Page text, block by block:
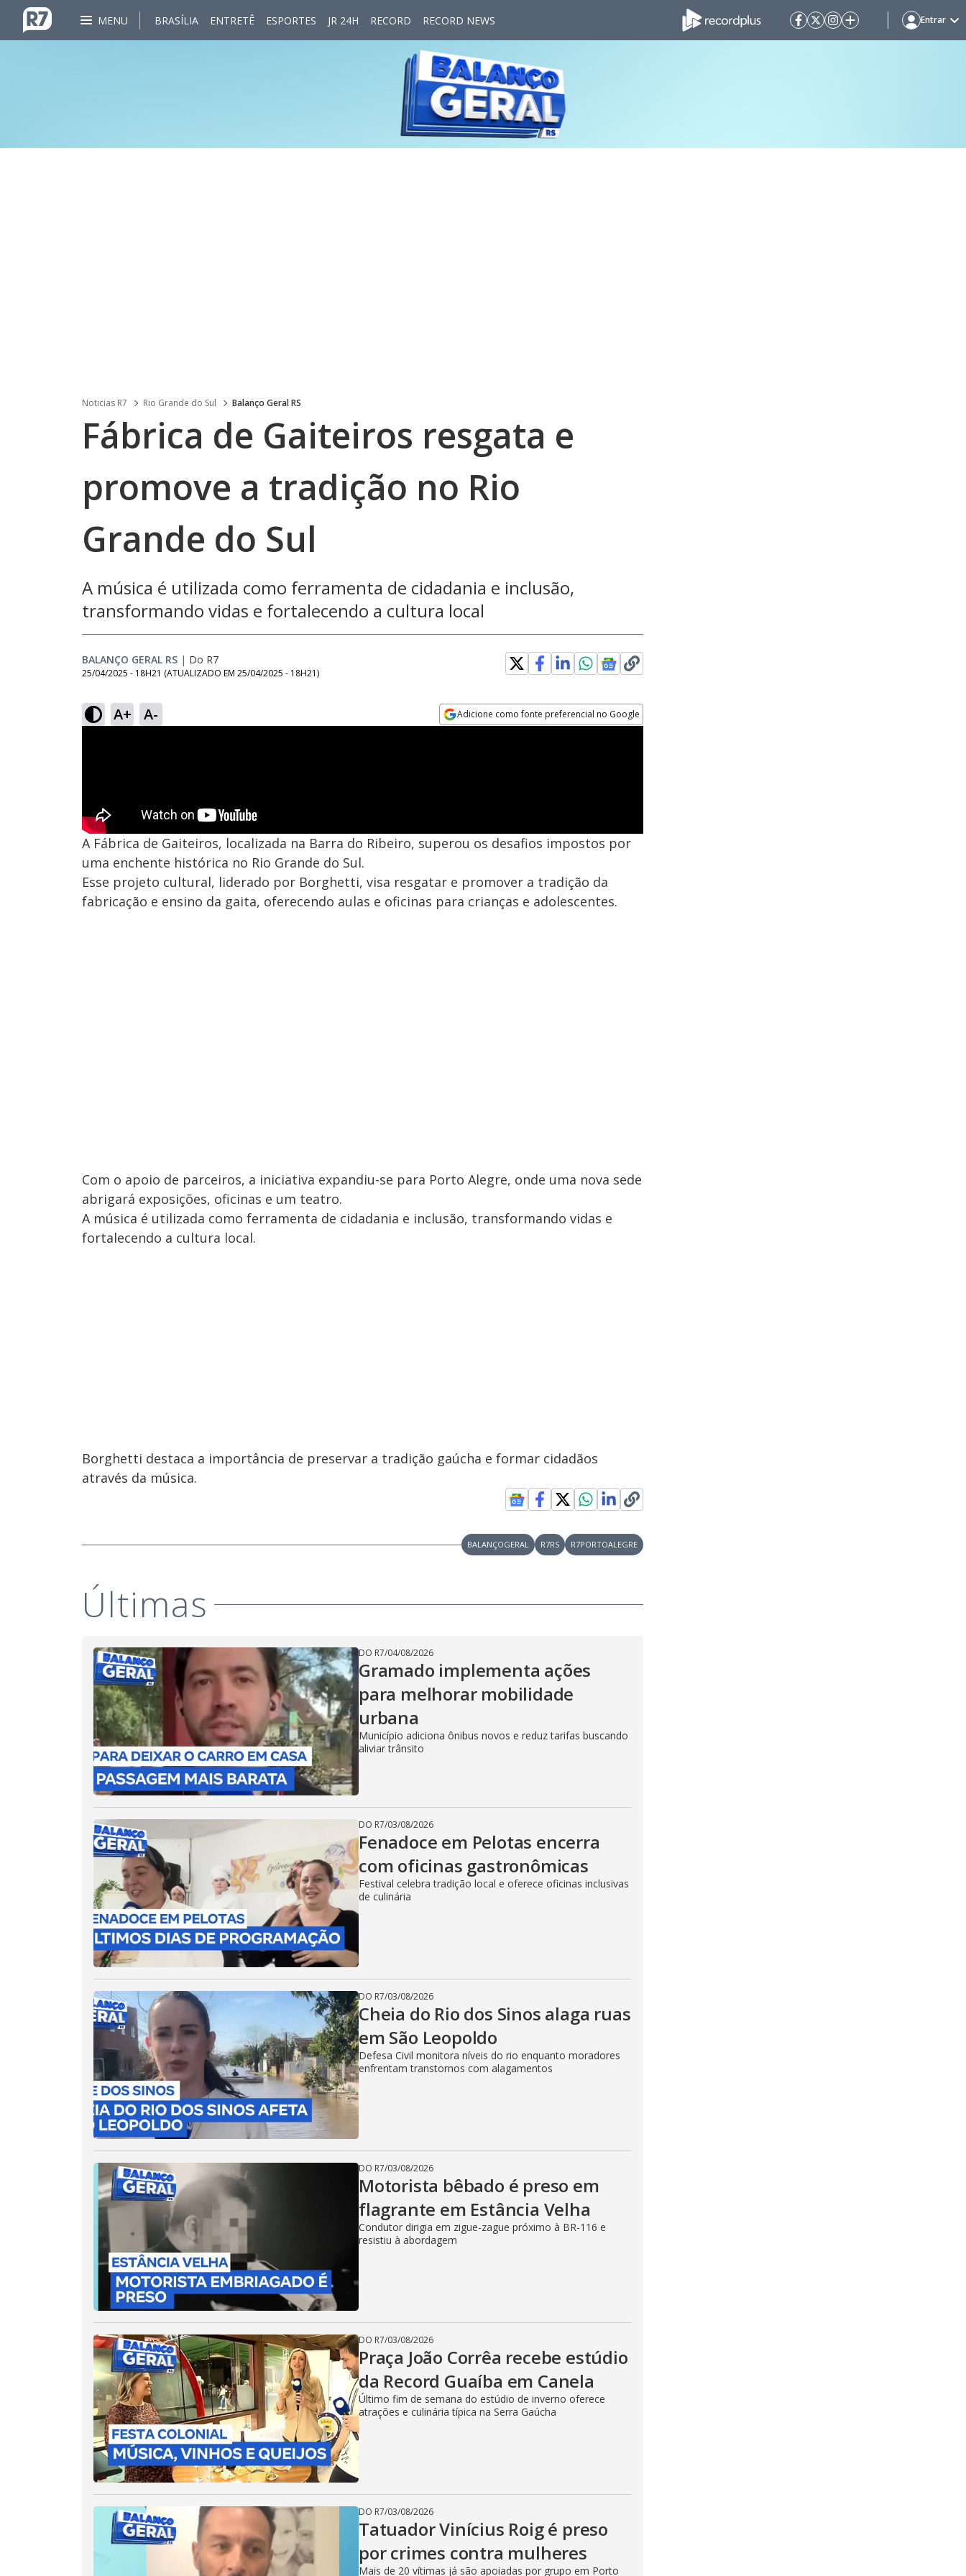
MENU BRASÍLIA ENTRETÊ ESPORTES JR 24H RECORD RECORD NEWS Entrar
Noticias R7 Rio Grande do Sul Balanço Geral RS
Fábrica de Gaiteiros resgata e
promove a tradição no Rio
Grande do Sul
A música é utilizada como ferramenta de cidadania e inclusão,
transformando vidas e fortalecendo a cultura local
BALANÇO GERAL RS | Do R7
25/04/2025 - 18H21 (ATUALIZADO EM 25/04/2025 - 18H21)
A+ A- Adicione como fonte preferencial no Google
A Fábrica de Gaiteiros, localizada na Barra do Ribeiro, superou os desafios impostos por
uma enchente histórica no Rio Grande do Sul.
Esse projeto cultural, liderado por Borghetti, visa resgatar e promover a tradição da
fabricação e ensino da gaita, oferecendo aulas e oficinas para crianças e adolescentes.
Com o apoio de parceiros, a iniciativa expandiu-se para Porto Alegre, onde uma nova sede
abrigará exposições, oficinas e um teatro.
A música é utilizada como ferramenta de cidadania e inclusão, transformando vidas e
fortalecendo a cultura local.
Borghetti destaca a importância de preservar a tradição gaúcha e formar cidadãos
através da música.
BALANÇOGERAL R7RS R7PORTOALEGRE
Últimas
DO R7/04/08/2026
Gramado implementa ações
para melhorar mobilidade
urbana
Município adiciona ônibus novos e reduz tarifas buscando
aliviar trânsito
DO R7/03/08/2026
Fenadoce em Pelotas encerra
com oficinas gastronômicas
Festival celebra tradição local e oferece oficinas inclusivas
de culinária
DO R7/03/08/2026
Cheia do Rio dos Sinos alaga ruas
em São Leopoldo
Defesa Civil monitora níveis do rio enquanto moradores
enfrentam transtornos com alagamentos
DO R7/03/08/2026
Motorista bêbado é preso em
flagrante em Estância Velha
Condutor dirigia em zigue-zague próximo à BR-116 e
resistiu à abordagem
DO R7/03/08/2026
Praça João Corrêa recebe estúdio
da Record Guaíba em Canela
Último fim de semana do estúdio de inverno oferece
atrações e culinária típica na Serra Gaúcha
DO R7/03/08/2026
Tatuador Vinícius Roig é preso
por crimes contra mulheres
Mais de 20 vítimas já são apoiadas por grupo em Porto